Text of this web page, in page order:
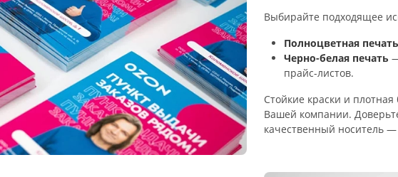
Выбирайте подходящее
Полноцветная печать
Черно-белая печать
прайс-листов.
Стойкие краски и
Вашей компании.
качественный носитель